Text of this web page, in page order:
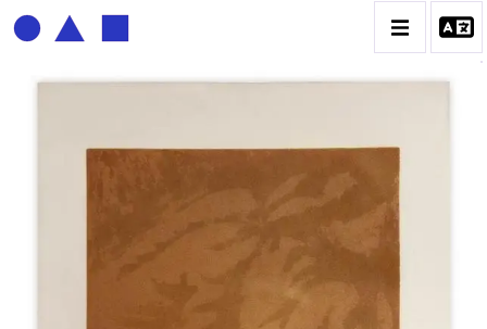
BERNADETTE DELRIEU
BIOGRAPHIE
CATALOGUE DES OEUVRES